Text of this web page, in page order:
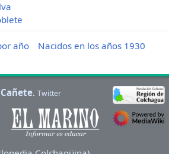
año
Nacidos en los años 1930
. Twitter